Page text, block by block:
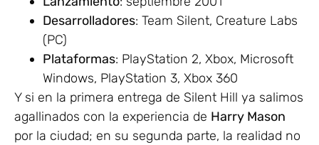
Desarrolladores: Team Silent, Creature Labs
(PC)
Plataformas: PlayStation 2, Xbox, Microsoft
Windows, PlayStation 3, Xbox 360
Y si en la primera entrega de Silent Hill ya salimos
agallinados con la experiencia de Harry Mason
por la ciudad; en su segunda parte, la realidad no